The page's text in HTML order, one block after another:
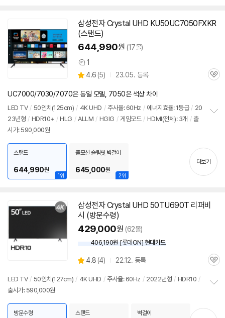
삼성전자 Crystal UHD KU50UC7050FXKR
(스탠드)
644,990원 (17몰)
상
품
견
1
별
점
4.6 (상
리
뷰
5) 23.05. 등록
관
UC7000/7030/7070은 동일 모델, 7050은 색상 차이
LED TV / 50인치 (125cm) / 4K UHD / 주사율: 60Hz / 에너지효율: 1등급 / 20
23년형 / HDR10+ / HLG / ALLM / HGIG / 게임모드 / HDMI(전체): 3개 / 출
시가: 590,000원
기
1위
스탠드
644,990원
2위
풀모션 슬림핏 벽걸이
645,000원
더보기
삼성전자 Crystal UHD 50TU690T 리퍼비
시 (방문수령)
429,000원 (62몰)
406,190원 [롯데ON] 현대카드
별
점
4.8 (상
리
4) 22.12. 등록
관
LED TV / 50인치 (127cm) / 4K UHD / 주사율: 60Hz / 2022년형 / HDR10 /
출시가: 590,000원
방문수령 스탠드 벽걸이